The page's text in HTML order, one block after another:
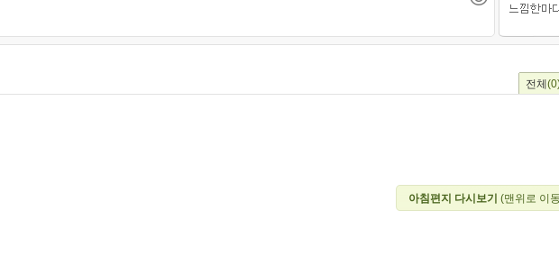
전체
아침편지 다시보기 (맨위로 이